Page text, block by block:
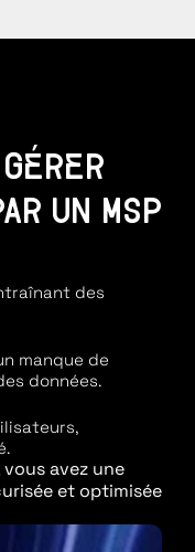
UN MSP
des
manque de
données.
avez une
et optimisée